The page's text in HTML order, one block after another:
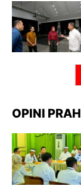
OPINI